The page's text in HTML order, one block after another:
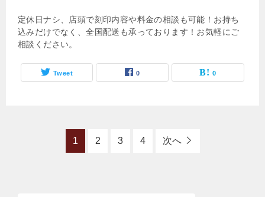
定休日ナシ、店頭で刻印内容や料金の相談も可能！お持ち
込みだけでなく、全国配送も承っております！お気軽にご
相談ください。
Tweet 0 0
1 2 3 4 次へ